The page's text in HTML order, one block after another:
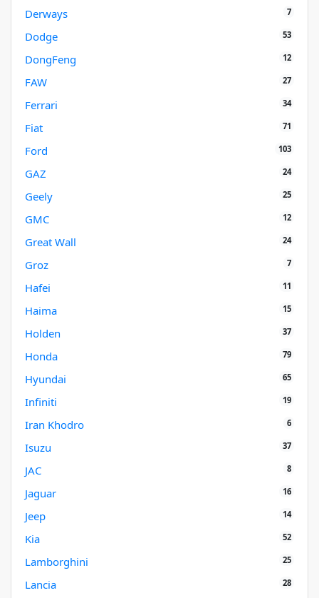
Derways 7
Dodge 53
DongFeng 12
FAW 27
Ferrari 34
Fiat 71
Ford 103
GAZ 24
Geely 25
GMC 12
Great Wall 24
Groz 7
Hafei 11
Haima 15
Holden 37
Honda 79
Hyundai 65
Infiniti 19
Iran Khodro 6
Isuzu 37
JAC 8
Jaguar 16
Jeep 14
Kia 52
Lamborghini 25
Lancia 28